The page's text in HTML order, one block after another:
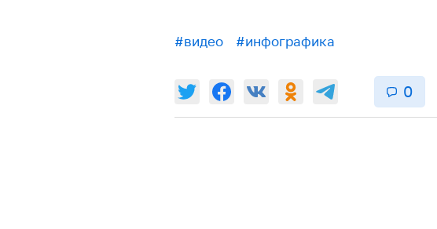
#видео #инфографика
0